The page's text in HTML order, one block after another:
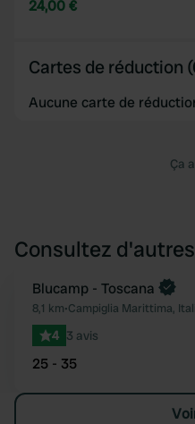
24,00 €
Cartes de réduction
Aucune carte de
Ça
Consultez
Blucamp - Toscana
8,1 km•Campiglia Marittima,
4 3 avis
25 - 35